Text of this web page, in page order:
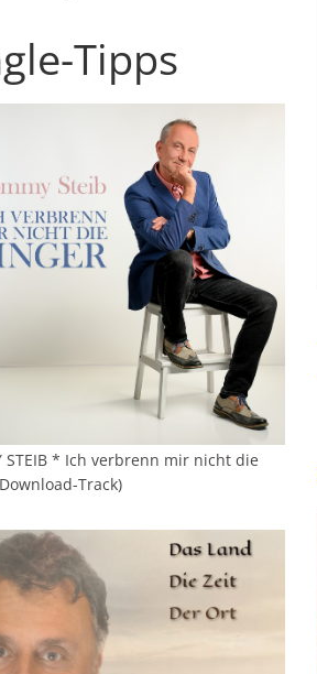
Tipps
STEIB * Ich verbrenn mir nicht die
Track)